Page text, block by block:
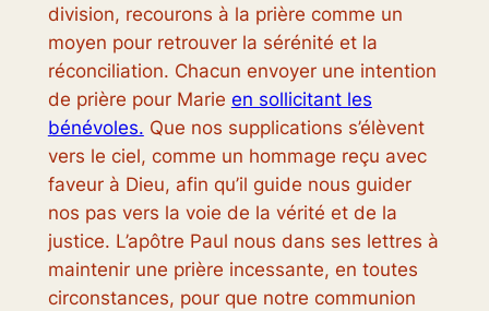
division, recourons à la prière comme un
moyen pour retrouver la sérénité et la
réconciliation. Chacun envoyer une intention
de prière pour Marie en sollicitant les
bénévoles. Que nos supplications s’élèvent
vers le ciel, comme un hommage reçu avec
faveur à Dieu, afin qu’il guide nous guider
nos pas vers la voie de la vérité et de la
justice. L’apôtre Paul nous dans ses lettres à
maintenir une prière incessante, en toutes
circonstances, pour que notre communion